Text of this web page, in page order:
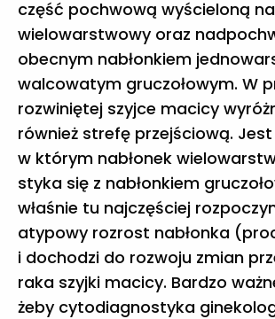
część pochwową wyścieloną
wielowarstwowy oraz
obecnym nabłonkiem
walcowatym gruczołowym. W
rozwiniętej szyjce macicy
również strefę przejściową.
w którym nabłonek
styka się z nabłonkiem
właśnie tu najczęściej
atypowy rozrost nabłonka
i dochodzi do rozwoju zmian
raka szyjki macicy. Bardzo
żeby cytodiagnostyka